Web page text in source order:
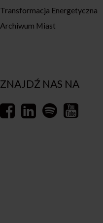
Transformacja Energetyczna
Archiwum Miast
ZNAJDŹ NAS NA